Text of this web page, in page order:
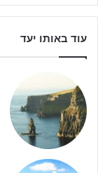
עוד באותו יעד